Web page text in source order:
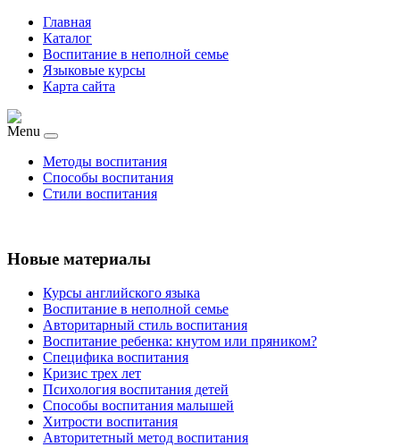
Главная
Каталог
Воспитание в неполной семье
Языковые курсы
Карта сайта
Menu
Методы воспитания
Способы воспитания
Стили воспитания
Новые материалы
Курсы английского языка
Воспитание в неполной семье
Авторитарный стиль воспитания
Воспитание ребенка: кнутом или пряником?
Специфика воспитания
Кризис трех лет
Психология воспитания детей
Способы воспитания малышей
Хитрости воспитания
Авторитетный метод воспитания